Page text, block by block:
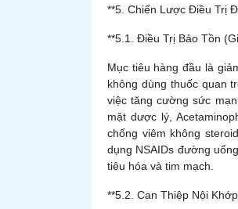
**5. Chiến Lược Điều Trị
**5.1. Điều Trị Bảo Tồn
Mục tiêu hàng đầu là
không dùng thuốc quan
việc tăng cường sức
mặt dược lý,
chống viêm không
dụng NSAIDs đường
tiêu hóa và tim mạch.
**5.2. Can Thiệp Nội